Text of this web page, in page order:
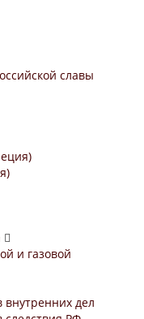
славы
и газовой
внутренних дел